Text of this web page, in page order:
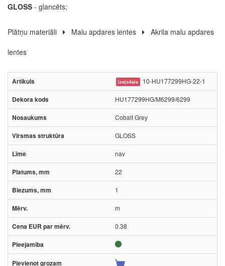
GLOSS - glancēts;
Plātņu materiāli Malu apdares lentes
Akrila malu apdares
lentes
izejošais 10-HU177299HG-22-1
HU177299HG/M6299/6299
Cobalt Grey
GLOSS
nav
22
1
m
0.38